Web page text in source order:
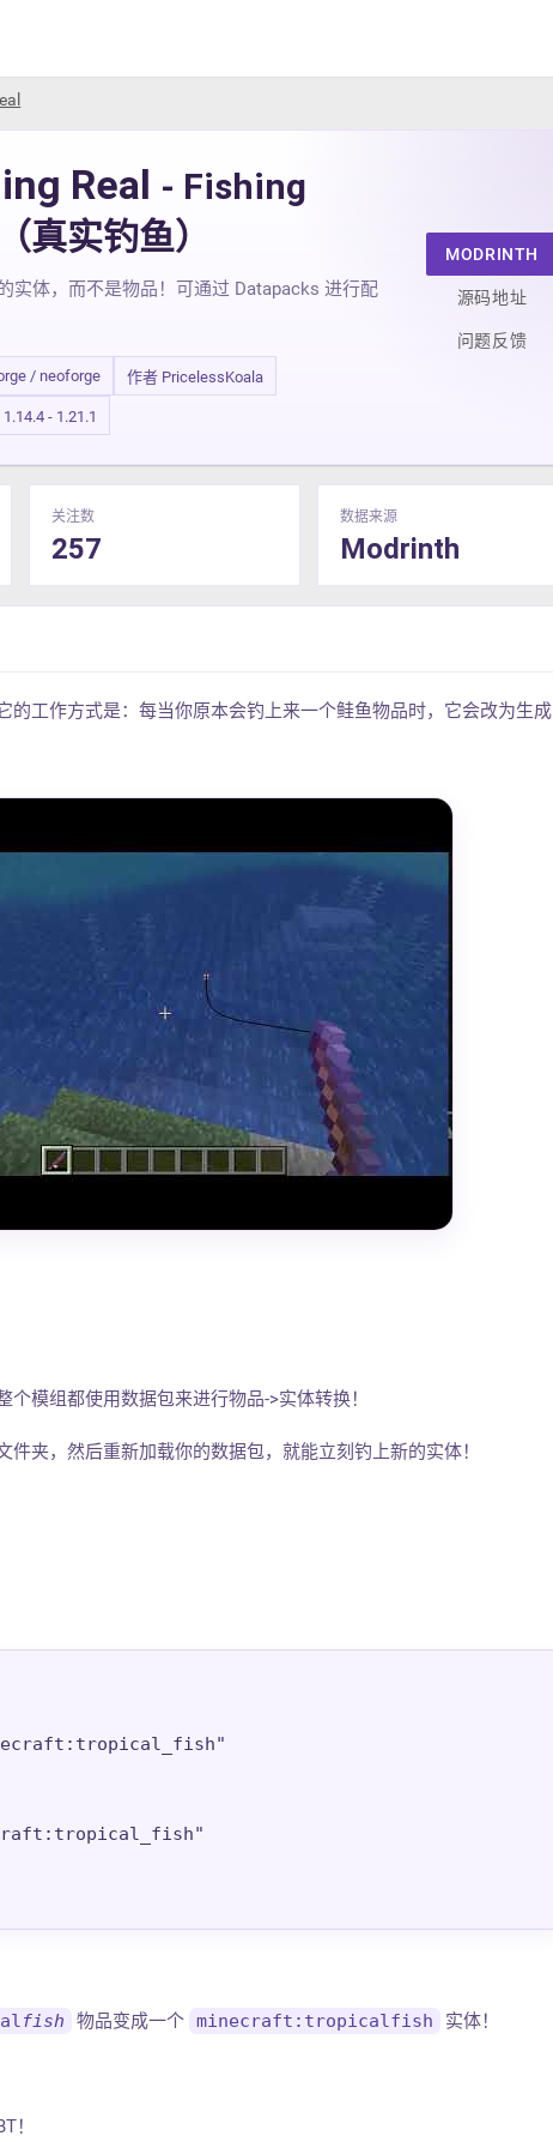
Real - Fishing
真实钓鱼）
实体，而不是物品！可通过 Datapacks 进行配
/ neoforge 作者 PricelessKoala
- 1.21.1
MODRINTH
源码地址
问题反馈
关注数
257
数据来源
Modrinth
的工作方式是：每当你原本会钓上来一个鲑鱼物品时，它会改为生成
模组都使用数据包来进行物品->实体转换！
件夹，然后重新加载你的数据包，就能立刻钓上新的实体！
fish 物品变成一个 minecraft:tropicalfish 实体！
！